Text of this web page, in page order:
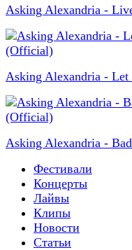
Asking Alexandria -
Asking Alexandria -
Asking Alexandria -
Фестивали
Концерты
Лайвы
Клипы
Новости
Статьи